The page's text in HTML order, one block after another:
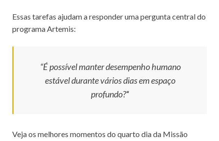
Essas tarefas ajudam a responder uma pergunta central do
programa Artemis:
“É possível manter desempenho humano
estável durante vários dias em espaço
profundo?“
Veja os melhores momentos do quarto dia da Missão